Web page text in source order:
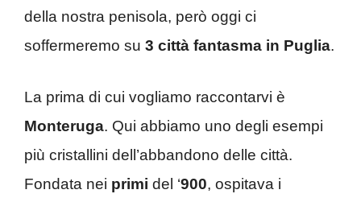
della nostra penisola, però oggi ci
soffermeremo su 3 città fantasma in Puglia.
La prima di cui vogliamo raccontarvi è
Monteruga. Qui abbiamo uno degli esempi
più cristallini dell’abbandono delle città.
Fondata nei primi del ‘900, ospitava i